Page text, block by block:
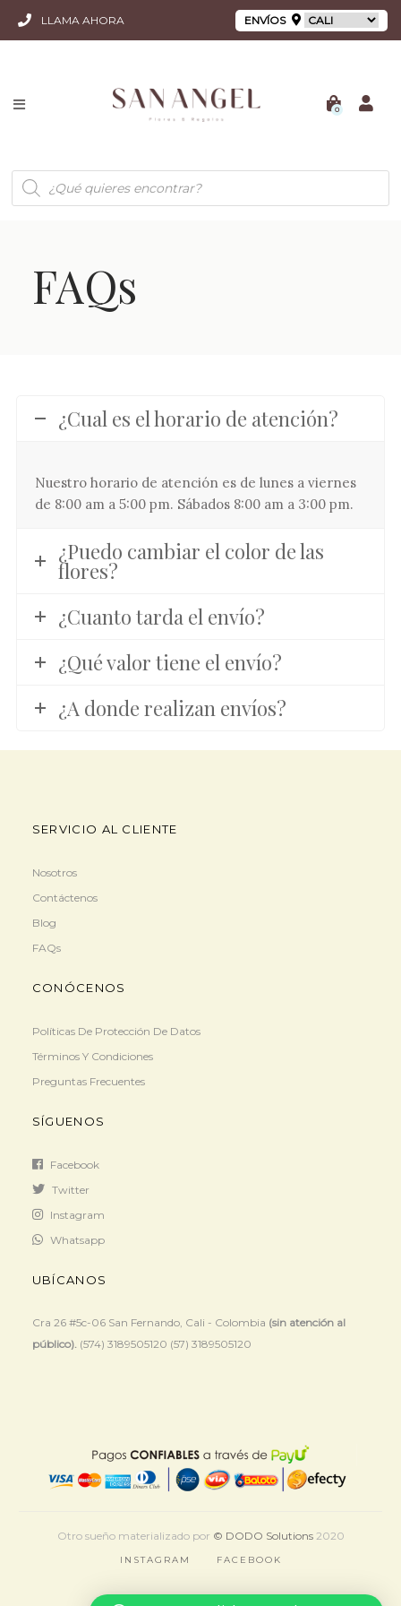
LLAMA AHORA ENVÍOS
0
Búsqueda
de
productos
FAQs
¿Cual es el horario de atención?
Nuestro horario de atención es de lunes a viernes
de 8:00 am a 5:00 pm. Sábados 8:00 am a 3:00 pm.
¿Puedo cambiar el color de las
flores?
¿Cuanto tarda el envío?
¿Qué valor tiene el envío?
¿A donde realizan envíos?
SERVICIO AL CLIENTE
Nosotros
Contáctenos
Blog
FAQs
CONÓCENOS
Políticas De Protección De Datos
Términos Y Condiciones
Preguntas Frecuentes
SÍGUENOS
Facebook
Twitter
Instagram
Whatsapp
UBÍCANOS
Cra 26 #5c-06 San Fernando, Cali - Colombia (sin atención al
público). (574) 3189505120 (57) 3189505120
Otro sueño materializado por © DODO Solutions2020
INSTAGRAM FACEBOOK